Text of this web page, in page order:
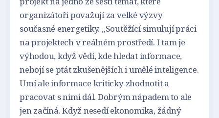
organizátoři považují za velké výzvy
současné energetiky. „Soutěžící simulují práci
na projektech v reálném prostředí. I tam je
výhodou, když vědí, kde hledat informace,
nebojí se ptát zkušenějších i umělé inteligence.
Umí ale informace kriticky zhodnotit a
pracovat s nimi dál. Dobrým nápadem to ale
jen začíná. Když nesedí ekonomika, žádný